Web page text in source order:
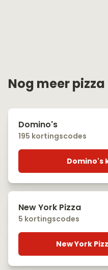
Nog meer
Domino's
195 kortingscodes
Domino's
New York Pizza
5 kortingscodes
New York